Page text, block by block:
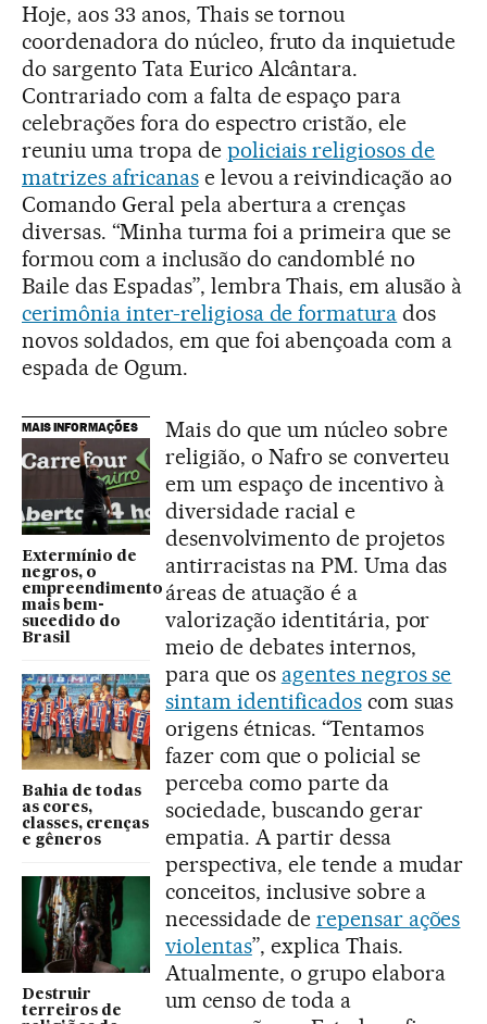
Hoje, aos 33 anos, Thais se tornou
coordenadora do núcleo, fruto da inquietude
do sargento Tata Eurico Alcântara.
Contrariado com a falta de espaço para
celebrações fora do espectro cristão, ele
reuniu uma tropa de policiais religiosos de
matrizes africanase levou a reivindicação ao
Comando Geral pela abertura a crenças
diversas. “Minha turma foi a primeira que se
formou com a inclusão do candomblé no
Baile das Espadas”, lembra Thais, em alusão à
cerimônia inter-religiosa de formatura dos
novos soldados, em que foi abençoada com a
espada de Ogum.
MAIS INFORMAÇÕES
Extermínio de
negros, o
empreendimento
mais bem-
sucedido do
Brasil
Bahia de todas
as cores,
classes, crenças
e gêneros
Destruir
terreiros de
Mais do que um núcleo sobre
religião, o Nafro se converteu
em um espaço de incentivo à
diversidade racial e
desenvolvimento de projetos
antirracistas na PM. Uma das
áreas de atuação é a
valorização identitária, por
meio de debates internos,
para que os agentes negros se
sintam identificadoscom suas
origens étnicas. “Tentamos
fazer com que o policial se
perceba como parte da
sociedade, buscando gerar
empatia. A partir dessa
perspectiva, ele tende a mudar
conceitos, inclusive sobre a
necessidade de repensar ações
violentas”, explica Thais.
Atualmente, o grupo elabora
um censo de toda a